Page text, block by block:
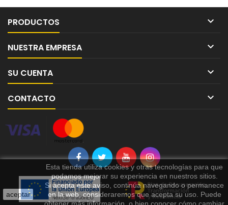
PRODUCTOS 
NUESTRA EMPRESA 
SU CUENTA 
CONTACTO 
aceptar
Esta tienda utiliza cookies y otras tecnologías para que
podamos mejorar su experiencia en nuestros sitios.
Si acepta este aviso, continúa navegando o permanece
en la web, consideraremos que acepta su uso. Puede